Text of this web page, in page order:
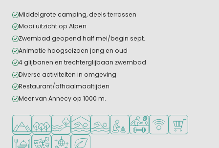
Middelgrote camping, deels terrassen
Mooi uitzicht op Alpen
Zwembad geopend half mei/begin sept.
Animatie hoogseizoen jong en oud
4 glijbanen en trechterglijbaan zwembad
Diverse activiteiten in omgeving
Restaurant/afhaalmaaltijden
Meer van Annecy op 1000 m.
Ligt in de heuvels/bergen
Ligt in een bosrijke omgeving
Ligt bij het water
Overdekt zwembad
Openlucht zwembad
Aanbevolen voor jonge kinderen
Veel mogelijkheden om
WiFi beschikbaar
Restaurant of pizzeria
Animatieprogramma
DiscotheekGroene ligging